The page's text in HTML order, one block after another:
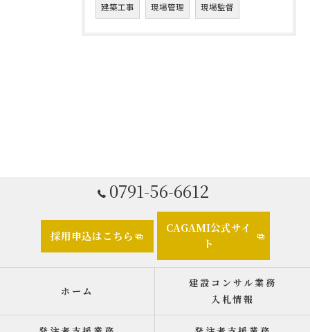
建築工事 現場管理 現場監督
0791-56-6612
採用申込はこちら
CAGAMI公式サイ
ト
ホーム
建設コンサル業務
入札情報